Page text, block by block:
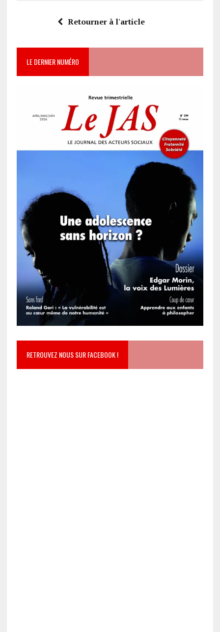
Retourner à l'article
LE DERNIER NUMÉRO
RETROUVEZ NOUS SUR FACEBOOK !